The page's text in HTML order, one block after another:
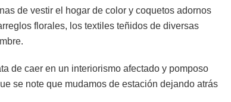
de vestir el hogar de color y coquetos adornos
florales, los textiles teñidos de diversas
de caer en un interiorismo afectado y pomposo
se note que mudamos de estación dejando atrás